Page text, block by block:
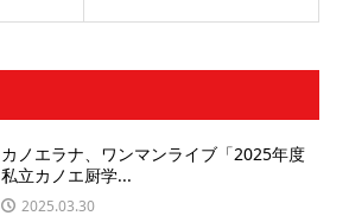
カノエラナ、ワンマンライブ「2025年度
私立カノエ厨学...
2025.03.30